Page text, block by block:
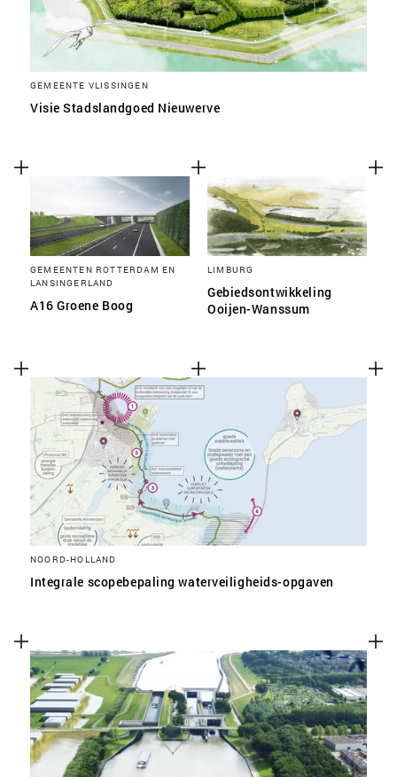
GEMEENTE VLISSINGEN
Visie Stadslandgoed Nieuwerve
GEMEENTEN ROTTERDAM EN
LANSINGERLAND
A16 Groene Boog
LIMBURG
Gebiedsontwikkeling
Ooijen-Wanssum
NOORD-HOLLAND
Integrale scopebepaling waterveiligheids-opgaven